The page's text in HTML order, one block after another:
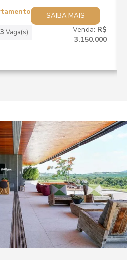
SAIBA MAIS
3 Vaga(s)
Venda: R$
3.150.000